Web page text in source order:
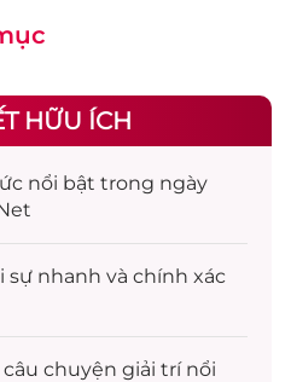
HỮU ÍCH
nổi bật trong ngày
sự nhanh và chính xác
chuyện giải trínổi